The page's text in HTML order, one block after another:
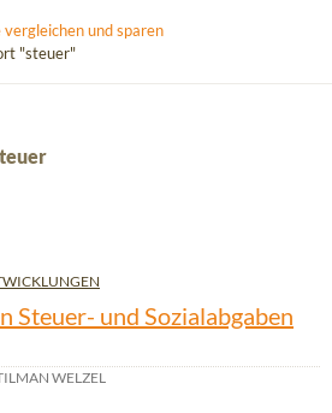
und sparen
"steuer"
Steuer- und Sozialabgaben
WELZEL